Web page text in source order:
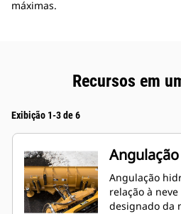
máximas.
Recursos em
Exibição 1-3 de 6
Angulação
relação à
designado da